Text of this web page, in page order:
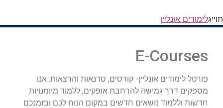
תוייגלימודים אונליין
E-Courses
פורטל לימודים אונליין- קורסים, סדנאות והרצאות. אנו
מספקים דרך גמישה להרחבת אופקים, ללמוד מיומנויות
חדשות וללמוד נושאים חדשים במקום הנוח לכם ובזמנכם